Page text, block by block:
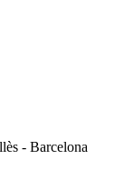
- Barcelona